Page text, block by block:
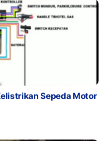
Sepeda Motor